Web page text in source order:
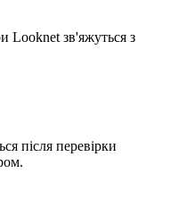
Looknet зв'яжуться з
після перевірки